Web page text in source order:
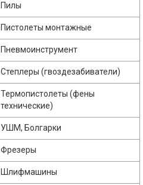
Пилы
Пистолеты монтажные
Пневмоинструмент
Степлеры (гвоздезабиватели)
Термопистолеты (фены
технические)
УШМ, Болгарки
Фрезеры
Шлифмашины